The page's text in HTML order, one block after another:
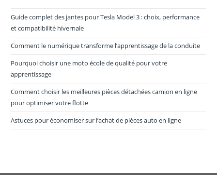
Guide complet des jantes pour Tesla Model 3 : choix, performance
et compatibilité hivernale
Comment le numérique transforme l’apprentissage de la conduite
Pourquoi choisir une moto école de qualité pour votre
apprentissage
Comment choisir les meilleures pièces détachées camion en ligne
pour optimiser votre flotte
Astuces pour économiser sur l’achat de pièces auto en ligne